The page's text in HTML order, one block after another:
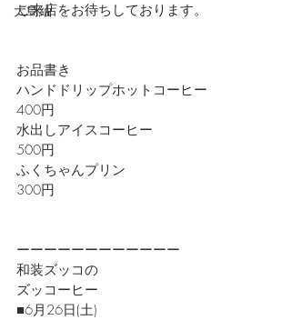
大島紬
ご来店をお待ちしております。
お品書き
ハンドドリップホットコーヒー
400円
水出しアイスコーヒー
500円
ふくちゃんプリン
300円
ーーーーーーーーーーーー
和装ズッコの
ズッコーヒー
■6月26日(土)